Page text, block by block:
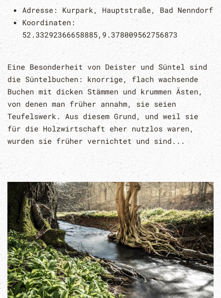
Adresse: Kurpark, Hauptstraße, Bad Nenndorf
Koordinaten:
52.33292366658885,9.378009562756873
Eine Besonderheit von Deister und Süntel sind
die Süntelbuchen: knorrige, flach wachsende
Buchen mit dicken Stämmen und krummen Ästen,
von denen man früher annahm, sie seien
Teufelswerk. Aus diesem Grund, und weil sie
für die Holzwirtschaft eher nutzlos waren,
wurden sie früher vernichtet und sind...